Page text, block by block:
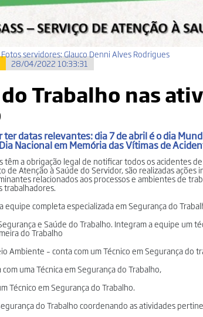
servidores: Glauco Denni Alves Rodrigues
28/04/2022 10:33:31
Trabalho nas
ter datas relevantes: dia 7 de abril é o dia
Nacional em Memória das Vítimas de
têm a obrigação legal de notificar todos os acidentes
de Atenção à Saúde do Servidor, são realizadas
relacionados aos processos e ambientes de
trabalhadores.
equipe completa especializada em Segurança do
e Saúde do Trabalho. Integram a equipe um
do Trabalho
Ambiente – conta com um Técnico em Segurança do
uma Técnica em Segurança do Trabalho,
Técnico em Segurança do Trabalho.
do Trabalho coordenando as atividades